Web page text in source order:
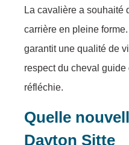
La cavalière a souhaité
carrière en pleine
garantit une qualité de
respect du cheval
réfléchie.
Quelle
Dayton Sitte